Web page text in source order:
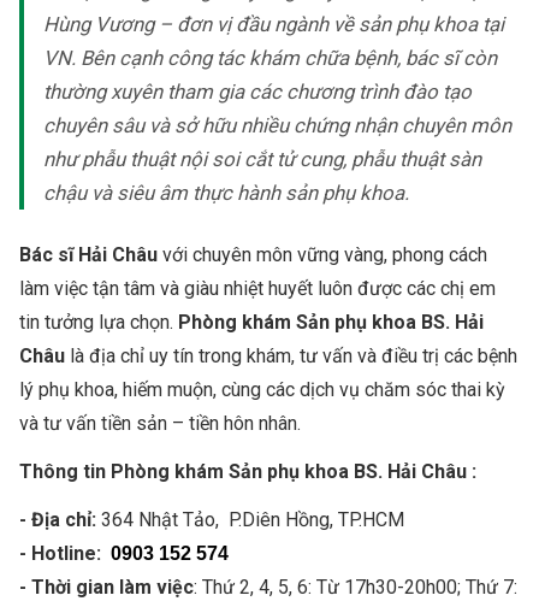
Hùng Vương – đơn vị đầu ngành về sản phụ khoa tại
VN. Bên cạnh công tác khám chữa bệnh, bác sĩ còn
thường xuyên tham gia các chương trình đào tạo
chuyên sâu và sở hữu nhiều chứng nhận chuyên môn
như phẫu thuật nội soi cắt tử cung, phẫu thuật sàn
chậu và siêu âm thực hành sản phụ khoa.
Bác sĩ Hải Châu với chuyên môn vững vàng, phong cách
làm việc tận tâm và giàu nhiệt huyết luôn được các chị em
tin tưởng lựa chọn. Phòng khám Sản phụ khoa BS. Hải
Châu là địa chỉ uy tín trong khám, tư vấn và điều trị các bệnh
lý phụ khoa, hiếm muộn, cùng các dịch vụ chăm sóc thai kỳ
và tư vấn tiền sản – tiền hôn nhân.
Thông tin Phòng khám Sản phụ khoa BS. Hải Châu :
- Địa chỉ: 364 Nhật Tảo, P.Diên Hồng, TP.HCM
- Hotline: 0903 152 574
- Thời gian làm việc: Thứ 2, 4, 5, 6: Từ 17h30-20h00; Thứ 7: